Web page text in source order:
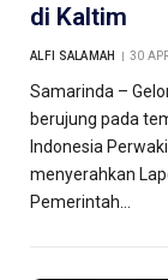
di Kaltim
ALFI SALAMAH 30
Samarinda –
berujung pada
Indonesia
menyerahkan
Pemerintah…